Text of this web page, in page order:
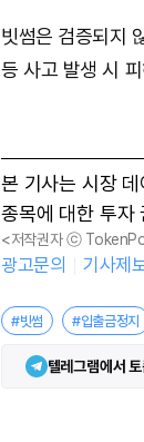
빗썸은 검증되지
등 사고 발생 시
본 기사는 시장
종목에 대한 투자
<저작권자 ⓒ
광고문의 기사제
#빗썸 #입출금정지
텔레그램에서